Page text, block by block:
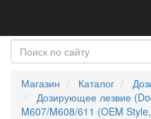
Магазин Каталог
Дозирующее лезвие
M607/M608/611 (OEM